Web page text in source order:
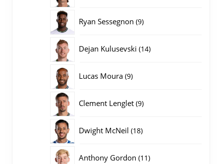
Ryan Sessegnon 99
Dejan Kulusevski 1414
Lucas Moura 99
Clement Lenglet 99
Dwight McNeil 1818
Anthony Gordon 1111